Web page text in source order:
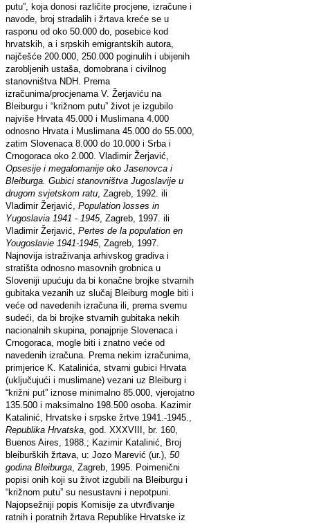
putu”, koja donosi različite procjene, izračune i
navode, broj stradalih i žrtava kreće se u
rasponu od oko 50.000 do, posebice kod
hrvatskih, a i srpskih emigrantskih autora,
najčešće 200.000, 250.000 poginulih i ubijenih
zarobljenih ustaša, domobrana i civilnog
stanovništva NDH. Prema
izračunima/procjenama V. Žerjaviću na
Bleiburgu i “križnom putu” život je izgubilo
najviše Hrvata 45.000 i Muslimana 4.000
odnosno Hrvata i Muslimana 45.000 do 55.000,
zatim Slovenaca 8.000 do 10.000 i Srba i
Crnogoraca oko 2.000. Vladimir Žerjavić,
Opsesije i megalomanije oko Jasenovca i
Bleiburga. Gubici stanovništva Jugoslavije u
drugom svjetskom ratu , Zagreb, 1992. ili
Vladimir Žerjavić, Population losses in
Yugoslavia 1941 - 1945, Zagreb, 1997. ili
Vladimir Žerjavić, Pertes de la population en
Yougoslavie 1941-1945, Zagreb, 1997.
Najnovija istraživanja arhivskog gradiva i
stratišta odnosno masovnih grobnica u
Sloveniji upućuju da bi konačne brojke stvarnih
gubitaka vezanih uz slučaj Bleiburg mogle biti i
veće od navedenih izračuna ili, prema svemu
sudeći, da bi brojke stvarnih gubitaka nekih
nacionalnih skupina, ponajprije Slovenaca i
Crnogoraca, mogle biti i znatno veće od
navedenih izračuna. Prema nekim izračunima,
primjerice K. Katalinića, stvarni gubici Hrvata
(uključujući i muslimane) vezani uz Bleiburg i
“križni put” iznose minimalno 85.000, vjerojatno
135.500 i maksimalno 198.500 osoba. Kazimir
Katalinić, Hrvatske i srpske žrtve 1941.-1945.,
Republika Hrvatska , god. XXXVIII, br. 160,
Buenos Aires, 1988.; Kazimir Katalinić, Broj
bleiburških žrtava, u: Jozo Marević (ur.), 50
godina Bleiburga , Zagreb, 1995. Poimenični
popisi onih koji su život izgubili na Bleiburgu i
“križnom putu” su nesustavni i nepotpuni.
Najopsežniji popis Komisije za utvrđivanje
ratnih i poratnih žrtava Republike Hrvatske iz